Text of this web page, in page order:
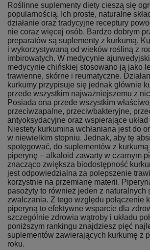
Roślinne suplementy diety cieszą się
popularnością. Ich proste, naturalne
działanie oraz tradycyjne receptury
nie coraz więcej osób. Bardzo dobrym
preparatów są suplementy z kurkumą.
i wykorzystywaną od wieków rośliną z
imbirowatych. W medycynie
medycynie chińskiej stosowano ją jako
trawienne, skórne i reumatyczne.
kurkumy przypisuje się jednak głównie
przede wszystkim najważniejszemu z
Posiada ona przede wszystkim
przeciwzapalne, przeciwbakteryjne,
antyoksydacyjne oraz wspierające
Niestety kurkumina wchłaniana jest do
w niewielkim stopniu. Jednak, aby tę
spotęgować, do suplementów z
piperynę – alkaloid zawarty w czarnym
znacząco zwiększa biodostępność
jest odpowiedzialna za polepszenie
korzystnie na przemianę materii.
pasożyty to również jeden z naturalnych
zwalczania. Z tego względu połączenie
piperyną to efektywne wsparcie dla
szczególnie zdrowia wątroby i układu
poniższym rankingu znajdziesz pięć
suplementów zawierających kurkumę z
roku.